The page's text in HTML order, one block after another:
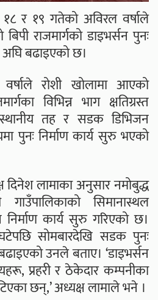
र १९ गतेको अविरल वर्षाले
राजमार्गको डाइभर्सन पुनः
अघि बढाइएको छ।
रोशी खोलामा आएको
विभिन्न भाग क्षतिग्रस्त
तह र सडक डिभिजन
पुनः निर्माण कार्य सुरु भएको
दिनेश लामाका अनुसार नमोबुद्ध
सिमानास्थल
निर्माण कार्य सुरु गरिएको छ।
सोमबारदेखि सडक पुनः
उनले बताए। ‘डाइभर्सन
प्रहरी र ठेकेदार कम्पनीका
छन्,’ अध्यक्ष लामाले भने ।